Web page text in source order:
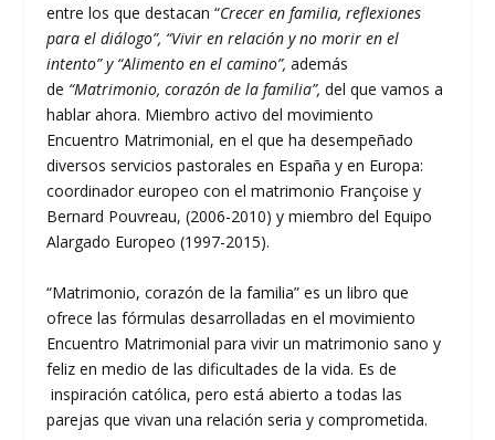
entre los que destacan “Crecer en familia, reflexiones
para el diálogo”, “Vivir en relación y no morir en el
intento” y “Alimento en el camino”,además
de “Matrimonio, corazón de la familia”,del que vamos a
hablar ahora. Miembro activo del movimiento
Encuentro Matrimonial, en el que ha desempeñado
diversos servicios pastorales en España y en Europa:
coordinador europeo con el matrimonio Françoise y
Bernard Pouvreau, (2006-2010) y miembro del Equipo
Alargado Europeo (1997-2015).
“Matrimonio, corazón de la familia” es un libro que
ofrece las fórmulas desarrolladas en el movimiento
Encuentro Matrimonial para vivir un matrimonio sano y
feliz en medio de las dificultades de la vida. Es de
inspiración católica, pero está abierto a todas las
parejas que vivan una relación seria y comprometida.